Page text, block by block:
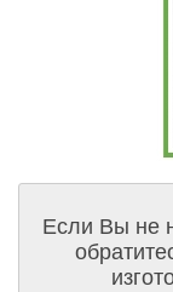
Если Вы не